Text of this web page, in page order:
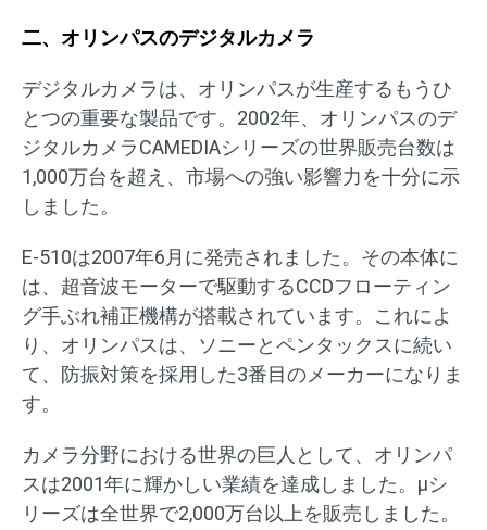
二、オリンパスのデジタルカメラ
デジタルカメラは、オリンパスが生産するもうひ
とつの重要な製品です。2002年、オリンパスのデ
ジタルカメラCAMEDIAシリーズの世界販売台数は
1,000万台を超え、市場への強い影響力を十分に示
しました。
E-510は2007年6月に発売されました。その本体に
は、超音波モーターで駆動するCCDフローティン
グ手ぶれ補正機構が搭載されています。これによ
り、オリンパスは、ソニーとペンタックスに続い
て、防振対策を採用した3番目のメーカーになりま
す。
カメラ分野における世界の巨人として、オリンパ
スは2001年に輝かしい業績を達成しました。μシ
リーズは全世界で2,000万台以上を販売しました。